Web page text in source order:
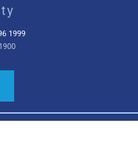
INCLUSIVE
วร เคารพ
บัติ และไม่
1999